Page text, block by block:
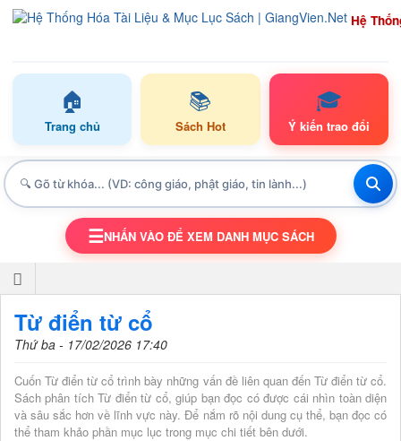
Hệ
🏠
Trang chủ
📚
Sách Hot
🎓
Ý kiến trao đổi
TOGGLE NAVIGATION
☰NHẤN VÀO ĐỂ XEM DANH MỤC SÁCH
Từ điển từ cổ
Thứ ba - 17/02/2026 17:40
Cuốn Từ điển từ cổ trình bày những vấn đề liên quan đến Từ điển từ cổ.
Sách phân tích Từ điển từ cổ, giúp bạn đọc có được cái nhìn toàn diện
và sâu sắc hơn về lĩnh vực này. Để nắm rõ nội dung cụ thể, bạn đọc có
thể tham khảo phần mục lục trong mục chi tiết bên dưới.